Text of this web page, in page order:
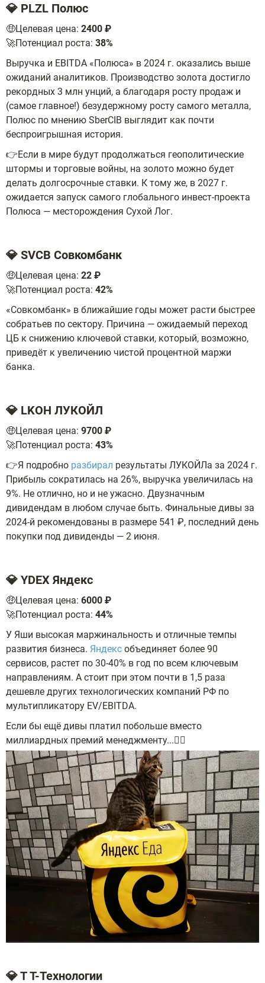
💎 PLZL Полюс
🤑Целевая цена: 2400 ₽
🚀Потенциал роста: 38%
Выручка и EBITDA «Полюса» в 2024 г. оказались выше
ожиданий аналитиков. Производство золота достигло
рекордных 3 млн унций, а благодаря росту продаж и
(самое главное!) безудержному росту самого металла,
Полюс по мнению SberCIB выглядит как почти
беспроигрышная история.
👉Если в мире будут продолжаться геополитические
штормы и торговые войны, на золото можно будет
делать долгосрочные ставки. К тому же, в 2027 г.
ожидается запуск самого глобального инвест-проекта
Полюса — месторождения Сухой Лог.
💎 SVCB Совкомбанк
🤑Целевая цена: 22 ₽
🚀Потенциал роста: 42%
«Совкомбанк» в ближайшие годы может расти быстрее
собратьев по сектору. Причина — ожидаемый переход
ЦБ к снижению ключевой ставки, который, возможно,
приведёт к увеличению чистой процентной маржи
банка.
💎 LKOH ЛУКОЙЛ
🤑Целевая цена: 9700 ₽
🚀Потенциал роста: 43%
👉Я подробно разбирал результаты ЛУКОЙЛа за 2024 г.
Прибыль сократилась на 26%, выручка увеличилась на
9%. Не отлично, но и не ужасно. Двузначным
дивидендам в любом случае быть. Финальные дивы за
2024-й рекомендованы в размере 541 ₽, последний день
покупки под дивиденды — 2 июня.
💎 YDEX Яндекс
🤑Целевая цена: 6000 ₽
🚀Потенциал роста: 44%
У Яши высокая маржинальность и отличные темпы
развития бизнеса. Яндекс объединяет более 90
сервисов, растет по 30-40% в год по всем ключевым
направлениям. А стоит при этом почти в 1,5 раза
дешевле других технологических компаний РФ по
мультипликатору EV/EBITDA.
Если бы ещё дивы платил побольше вместо
миллиардных премий менеджменту...🤷‍♂️
💎 T Т-Технологии